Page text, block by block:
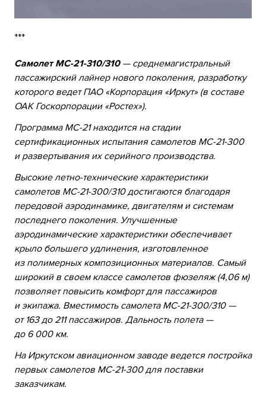
***
Самолет МС-21-310/310— среднемагистральный
пассажирский лайнер нового поколения, разработку
которого ведет ПАО «Корпорация «Иркут» (в составе
ОАК Госкорпорации «Ростех»).
Программа МС-21 находится на стадии
сертификационных испытания самолетов МС-21-300
и развертывания их серийного производства.
Высокие летно-технические характеристики
самолетов МС-21-300/310 достигаются благодаря
передовой аэродинамике, двигателям и системам
последнего поколения. Улучшенные
аэродинамические характеристики обеспечивает
крыло большего удлинения, изготовленное
из полимерных композиционных материалов. Самый
широкий в своем классе самолетов фюзеляж (4,06 м)
позволяет повысить комфорт для пассажиров
и экипажа. Вместимость самолета МС-21-300/310 —
от 163 до 211 пассажиров. Дальность полета —
до 6 000 км.
На Иркутском авиационном заводе ведется постройка
первых самолетов МС-21-300 для поставки
заказчикам.